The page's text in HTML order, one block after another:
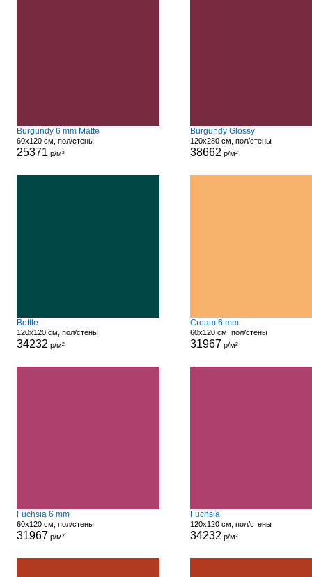
Burgundy 6 mm Matte
60x120 см, пол/стены
25371 р/м²
Burgundy Glossy
120x280 см, пол/стены
38662 р/м²
Bottle
120x120 см, пол/стены
34232 р/м²
Cream 6 mm
60x120 см, пол/стены
31967 р/м²
Fuchsia 6 mm
60x120 см, пол/стены
31967 р/м²
Fuchsia
120x120 см, пол/стены
34232 р/м²